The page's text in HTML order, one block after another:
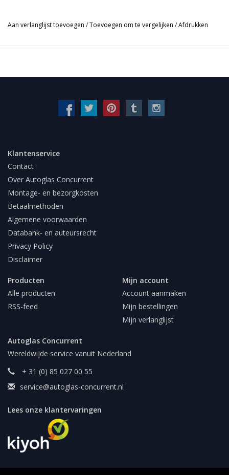
Aan verlanglijst toevoegen /Toevoegen om te vergelijken /Afdrukken
Klantenservice
Contact
Over Autoglas Concurrent
Montage- en bezorgkosten
Betaalmethoden
Algemene voorwaarden
Databank- en auteursrecht
Privacy Policy
Disclaimer
Producten
Alle producten
RSS-feed
Mijn account
Account aanmaken
Mijn bestellingen
Mijn verlanglijst
Autoglas Concurrent
Wereldwijde service vanuit Nederland
+ 31 (0) 85 027 00 55
service@autoglas-concurrent.nl
Lees onze klantervaringen